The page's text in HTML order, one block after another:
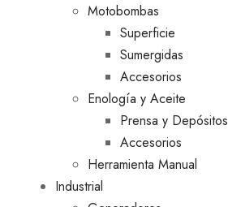
Motobombas
Superficie
Sumergidas
Accesorios
Enología y Aceite
Prensa y Depósitos
Accesorios
Herramienta Manual
Industrial